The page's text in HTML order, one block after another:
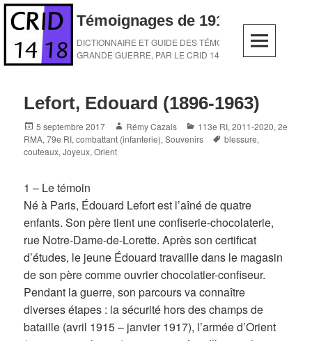
Skip
content
Témoignages de 1914-1918
DICTIONNAIRE ET GUIDE DES TÉMOINS DE LA
GRANDE GUERRE, PAR LE CRID 14-18
Lefort, Edouard (1896-1963)
Posted
on
5 septembre 2017 Author
Rémy Cazals Categories
113e RI,2011-2020,2e
RMA,79e RI,combattant (infanterie),Souvenirs Tags
blessure,
couteaux,Joyeux,Orient
1 – Le témoin
Né à Paris, Édouard Lefort est l’aîné de quatre
enfants. Son père tient une confiserie-chocolaterie,
rue Notre-Dame-de-Lorette. Après son certificat
d’études, le jeune Édouard travaille dans le magasin
de son père comme ouvrier chocolatier-confiseur.
Pendant la guerre, son parcours va connaître
diverses étapes : la sécurité hors des champs de
bataille (avril 1915 – janvier 1917), l’armée d’Orient